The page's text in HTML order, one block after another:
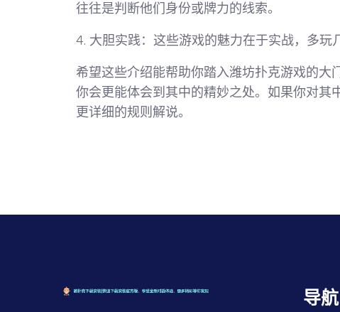
往往是判断他们身份或牌力的线索。
4. 大胆实践：这些游戏的魅力在于实战，多玩
希望这些介绍能帮助你踏入潍坊扑克游戏的大
你会更能体会到其中的精妙之处。如果你对
更详细的规则解说。
导航